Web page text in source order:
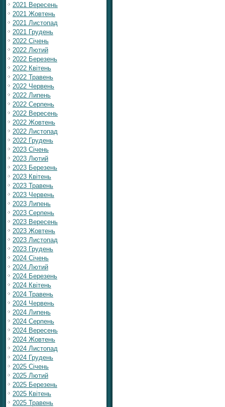
2021 Вересень
2021 Жовтень
2021 Листопад
2021 Грудень
2022 Січень
2022 Лютий
2022 Березень
2022 Квітень
2022 Травень
2022 Червень
2022 Липень
2022 Серпень
2022 Вересень
2022 Жовтень
2022 Листопад
2022 Грудень
2023 Січень
2023 Лютий
2023 Березень
2023 Квітень
2023 Травень
2023 Червень
2023 Липень
2023 Серпень
2023 Вересень
2023 Жовтень
2023 Листопад
2023 Грудень
2024 Січень
2024 Лютий
2024 Березень
2024 Квітень
2024 Травень
2024 Червень
2024 Липень
2024 Серпень
2024 Вересень
2024 Жовтень
2024 Листопад
2024 Грудень
2025 Січень
2025 Лютий
2025 Березень
2025 Квітень
2025 Травень